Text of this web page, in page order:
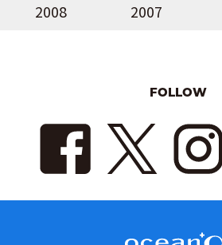
2008
2007
FOLLOW